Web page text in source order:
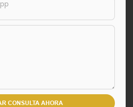
CONSULTA AHORA